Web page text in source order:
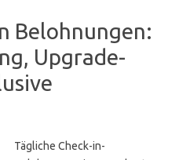
Belohnungen:
Upgrade-
Tägliche Check-in-